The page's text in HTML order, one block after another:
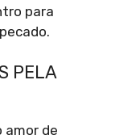
para
PELA
amor de